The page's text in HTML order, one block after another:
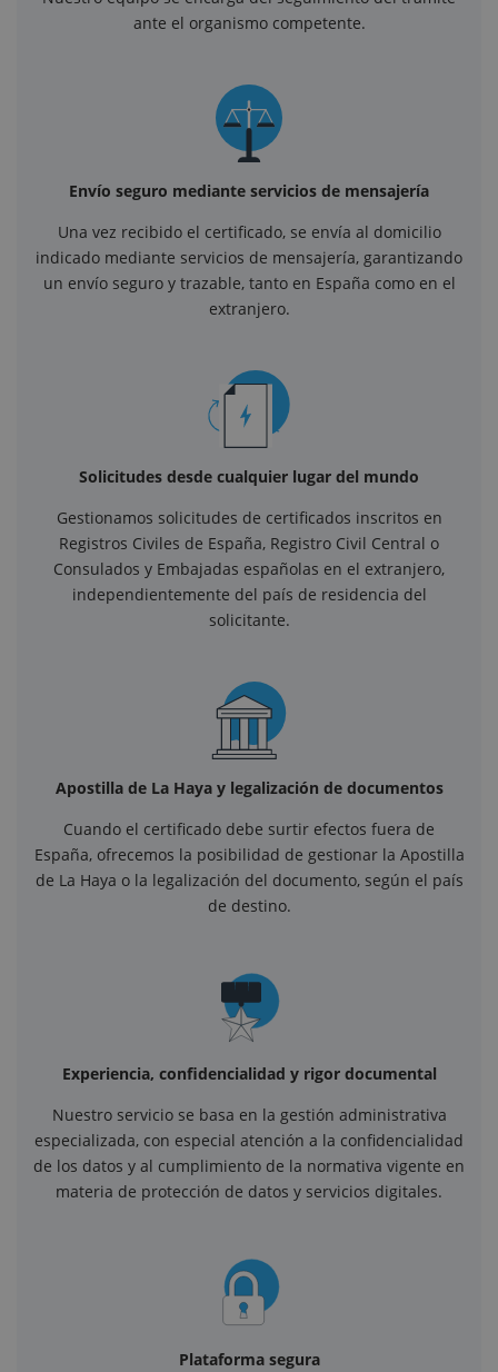
ante el organismo competente.
Envío seguro mediante servicios de mensajería
Una vez recibido el certificado, se envía al domicilio
indicado mediante servicios de mensajería, garantizando
un envío seguro y trazable, tanto en España como en el
extranjero.
Solicitudes desde cualquier lugar del mundo
Gestionamos solicitudes de certificados inscritos en
Registros Civiles de España, Registro Civil Central o
Consulados y Embajadas españolas en el extranjero,
independientemente del país de residencia del
solicitante.
Apostilla de La Haya y legalización de documentos
Cuando el certificado debe surtir efectos fuera de
España, ofrecemos la posibilidad de gestionar la Apostilla
de La Haya o la legalización del documento, según el país
de destino.
Experiencia, confidencialidad y rigor documental
Nuestro servicio se basa en la gestión administrativa
especializada, con especial atención a la confidencialidad
de los datos y al cumplimiento de la normativa vigente en
materia de protección de datos y servicios digitales.
Plataforma segura